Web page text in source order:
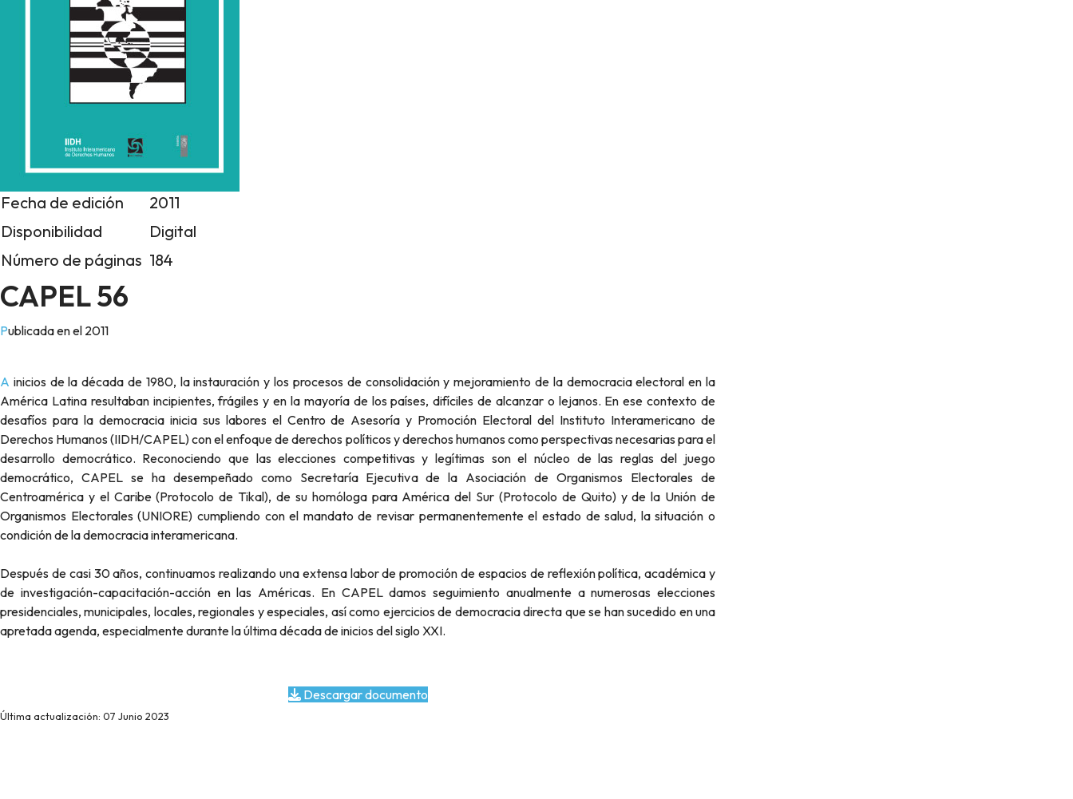
Fecha de edición
2011
Disponibilidad
Digital
Número de páginas 184
CAPEL 56
Publicada en el 2011
A inicios de la década de 1980, la instauración y los procesos de consolidación y mejoramiento de la democracia electoral en la
América Latina resultaban incipientes, frágiles y en la mayoría de los países, difíciles de alcanzar o lejanos. En ese contexto de
desafíos para la democracia inicia sus labores el Centro de Asesoría y Promoción Electoral del Instituto Interamericano de
Derechos Humanos (IIDH/CAPEL) con el enfoque de derechos políticos y derechos humanos como perspectivas necesarias para el
desarrollo democrático. Reconociendo que las elecciones competitivas y legítimas son el núcleo de las reglas del juego
democrático, CAPEL se ha desempeñado como Secretaría Ejecutiva de la Asociación de Organismos Electorales de
Centroamérica y el Caribe (Protocolo de Tikal), de su homóloga para América del Sur (Protocolo de Quito) y de la Unión de
Organismos Electorales (UNIORE) cumpliendo con el mandato de revisar permanentemente el estado de salud, la situación o
condición de la democracia interamericana.
Después de casi 30 años, continuamos realizando una extensa labor de promoción de espacios de reflexión política, académica y
de investigación-capacitación-acción en las Américas. En CAPEL damos seguimiento anualmente a numerosas elecciones
presidenciales, municipales, locales, regionales y especiales, así como ejercicios de democracia directa que se han sucedido en una
apretada agenda, especialmente durante la última década de inicios del siglo XXI.
Descargar documento
Última actualización: 07 Junio 2023